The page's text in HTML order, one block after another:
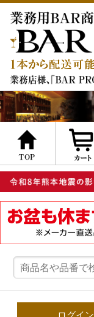
ログイン